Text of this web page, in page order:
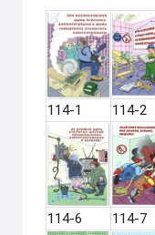
114-1 114-2
114-6 114-7